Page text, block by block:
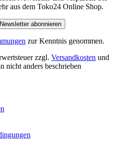
aus dem Toko24 Online Shop.
Newsletter abonnieren
zur Kenntnis genommen.
zzgl. Versandkosten und
nicht anders beschrieben